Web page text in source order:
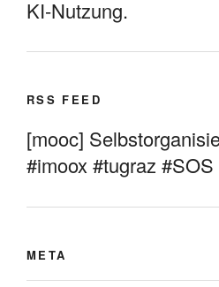
KI-Nutzung.
RSS FEED
[mooc]
#imoox #tugraz #SOS
META